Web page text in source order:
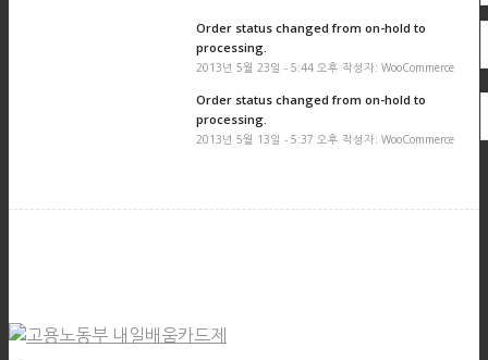
Order status changed from on-hold to
processing.
2013년 5월 23일 - 5:44 오후 작성자: WooCommerce
Order status changed from on-hold to
processing.
2013년 5월 13일 - 5:37 오후 작성자: WooCommerce